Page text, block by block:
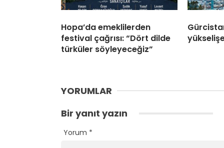
Hopa’da emeklilerden
festival çağrısı: “Dört dilde
türküler söyleyeceğiz”
YORUMLAR
Bir yanıt yazın
Yorum *